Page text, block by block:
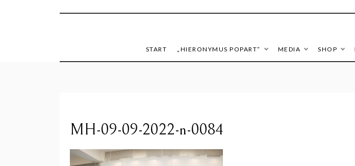
START „HIERONYMUS POPART“ MEDIA SHOP
MH-09-09-2022-n-0084